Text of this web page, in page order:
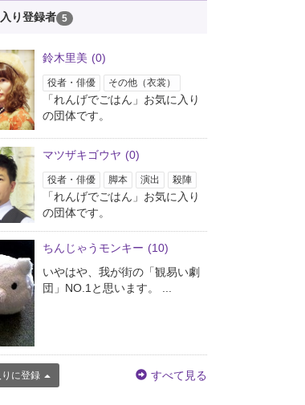
り登録者 5
鈴木里美 (0)
役者・俳優 その他（衣裳）
「れんげでごはん」お気に入り
の団体です。
マツザキゴウヤ (0)
役者・俳優 脚本 演出 殺陣
「れんげでごはん」お気に入り
の団体です。
ちんじゃうモンキー (10)
いやはや、我が街の「観易い劇
団」NO.1と思います。 ...
に登録 すべて見る